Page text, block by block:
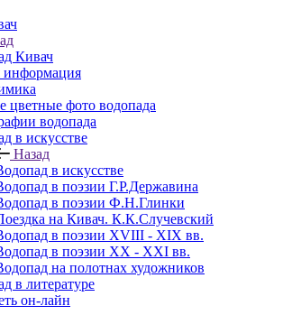
Кивач
цветные фото водопада
водопада
в искусстве
Назад
в искусстве
в поэзии Г.Р.Державина
в поэзии Ф.Н.Глинки
на Кивач. К.К.Случевский
в поэзии XVIII - XIX вв.
в поэзии XX - XXI вв.
на полотнах художников
в литературе
он-лайн